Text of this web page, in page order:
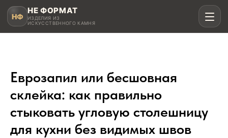
НФ
НЕ ФОРМАТ
ИЗДЕЛИЯ ИЗ
ИСКУССТВЕННОГО КАМНЯ
Написать в Telegram
Еврозапил или бесшовная
склейка: как правильно
стыковать угловую столешницу
для кухни без видимых швов